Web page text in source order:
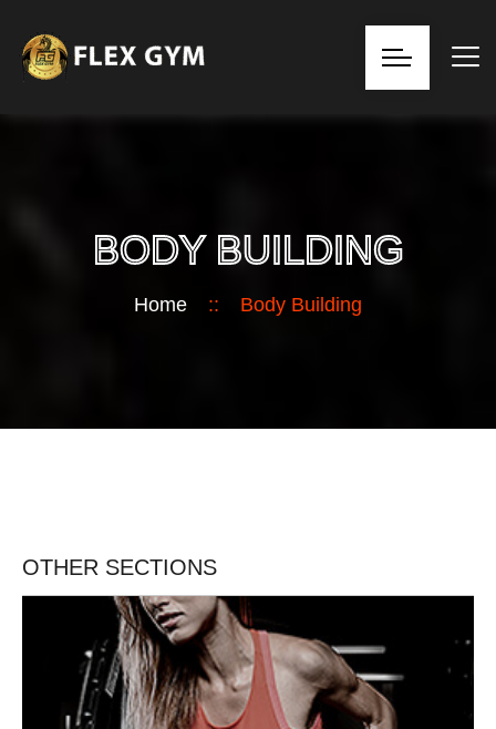
BODY BUILDING
Home :: Body Building
OTHER SECTIONS